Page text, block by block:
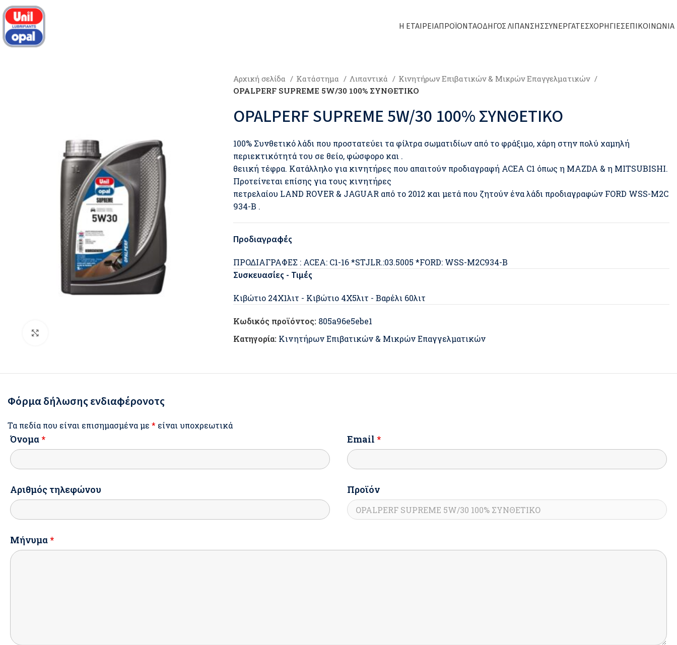
Η ΕΤΑΙΡΕΊΑΠΡΟΪΌΝΤΑΟΔΗΓΌΣ ΛΊΠΑΝΣΗΣΣΥΝΕΡΓΆΤΕΣΧΟΡΗΓΊΕΣΕΠΙΚΟΙΝΩΝΊΑ
Αρχική σελίδα Κατάστημα Λιπαντικά
Κινητήρων Επιβατικών & Μικρών Επαγγελματικών
OPALPERF SUPREME 5W/30 100% ΣΥΝΘΕΤΙΚΟ
OPALPERF SUPREME 5W/30 100% ΣΥΝΘΕΤΙΚΟ
100% Συνθετικό λάδι που προστατεύει τα φίλτρα σωματιδίων από το φράξιμο, χάρη στην πολύ χαμηλή
περιεκτικότητά του σε θείο, φώσφορο και .
θειική τέφρα. Κατάλληλο για κινητήρες που απαιτούν προδιαγραφή ACEA C1 όπως η MAZDA & η MITSUBISHI.
Προτείνεται επίσης για τους κινητήρες
πετρελαίου LAND ROVER & JAGUAR από το 2012 και μετά που ζητούν ένα λάδι προδιαγραφών FORD WSS-M2C
934-B .
Προδιαγραφές
ΠΡΟΔΙΑΓΡΑΦΕΣ : ACEA: C1-16 *STJLR.:03.5005 *FORD: WSS-M2C934-B
Συσκευασίες - Τιμές
Κιβώτιο 24Χ1λιτ - Κιβώτιο 4Χ5λιτ - Βαρέλι 60λιτ
Κωδικός προϊόντος: 805a96e5ebe1
Κατηγορία: Κινητήρων Επιβατικών & Μικρών Επαγγελματικών
Φόρμα δήλωσης ενδιαφέρονοτς
Τα πεδία που είναι επισημασμένα με * είναι υποχρεωτικά
Όνομα * Email *
Αριθμός τηλεφώνου Προϊόν
Μήνυμα *